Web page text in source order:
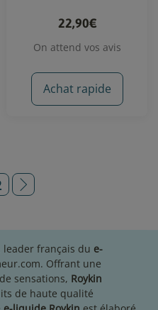
22,90€
On attend vos avis
Achat rapide
leader français du e-
Offrant une
sensations, Roykin
de haute qualité